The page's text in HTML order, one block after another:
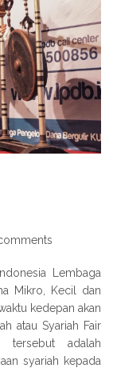
Lembaga
Mikro, Kecil dan
kedepan akan
atau Syariah Fair
adalah
syariah kepada